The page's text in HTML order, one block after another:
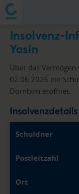
Insolvenz-
Yasin
Über das
02.06.2026 ein
Dornbirn eröffnet.
Insolvenzdetails
Schuldner
Postleitzahl
Ort